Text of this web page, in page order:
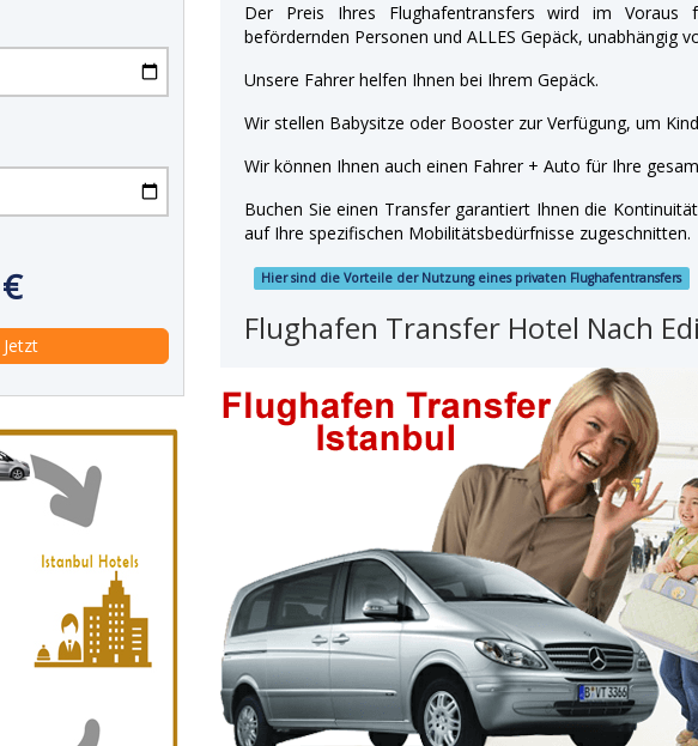
€
Der Preis Ihres Flughafentransfers wird im
befördernden Personen und ALLES Gepäck, unabhängig
Unsere Fahrer helfen Ihnen bei Ihrem Gepäck.
Wir stellen Babysitze oder Booster zur Verfügung, um
Wir können Ihnen auch einen Fahrer + Auto für Ihre
Buchen Sie einen Transfer garantiert Ihnen die
auf Ihre spezifischen Mobilitätsbedürfnisse zugeschnitten.
Hier sind die Vorteile der Nutzung eines privaten Flughafentransfers
Flughafen Transfer Hotel Nach